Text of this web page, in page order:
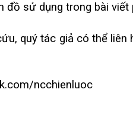
đồ sử dụng trong bài
quý tác giả có thể liên
ncchienluoc